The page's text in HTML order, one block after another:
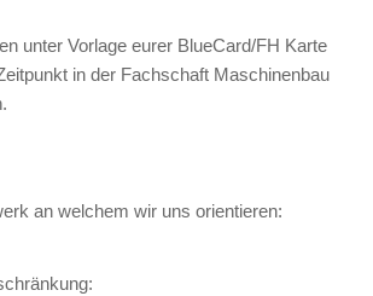
unter Vorlage eurer BlueCard/FH Karte
in der Fachschaft Maschinenbau
an welchem wir uns orientieren: